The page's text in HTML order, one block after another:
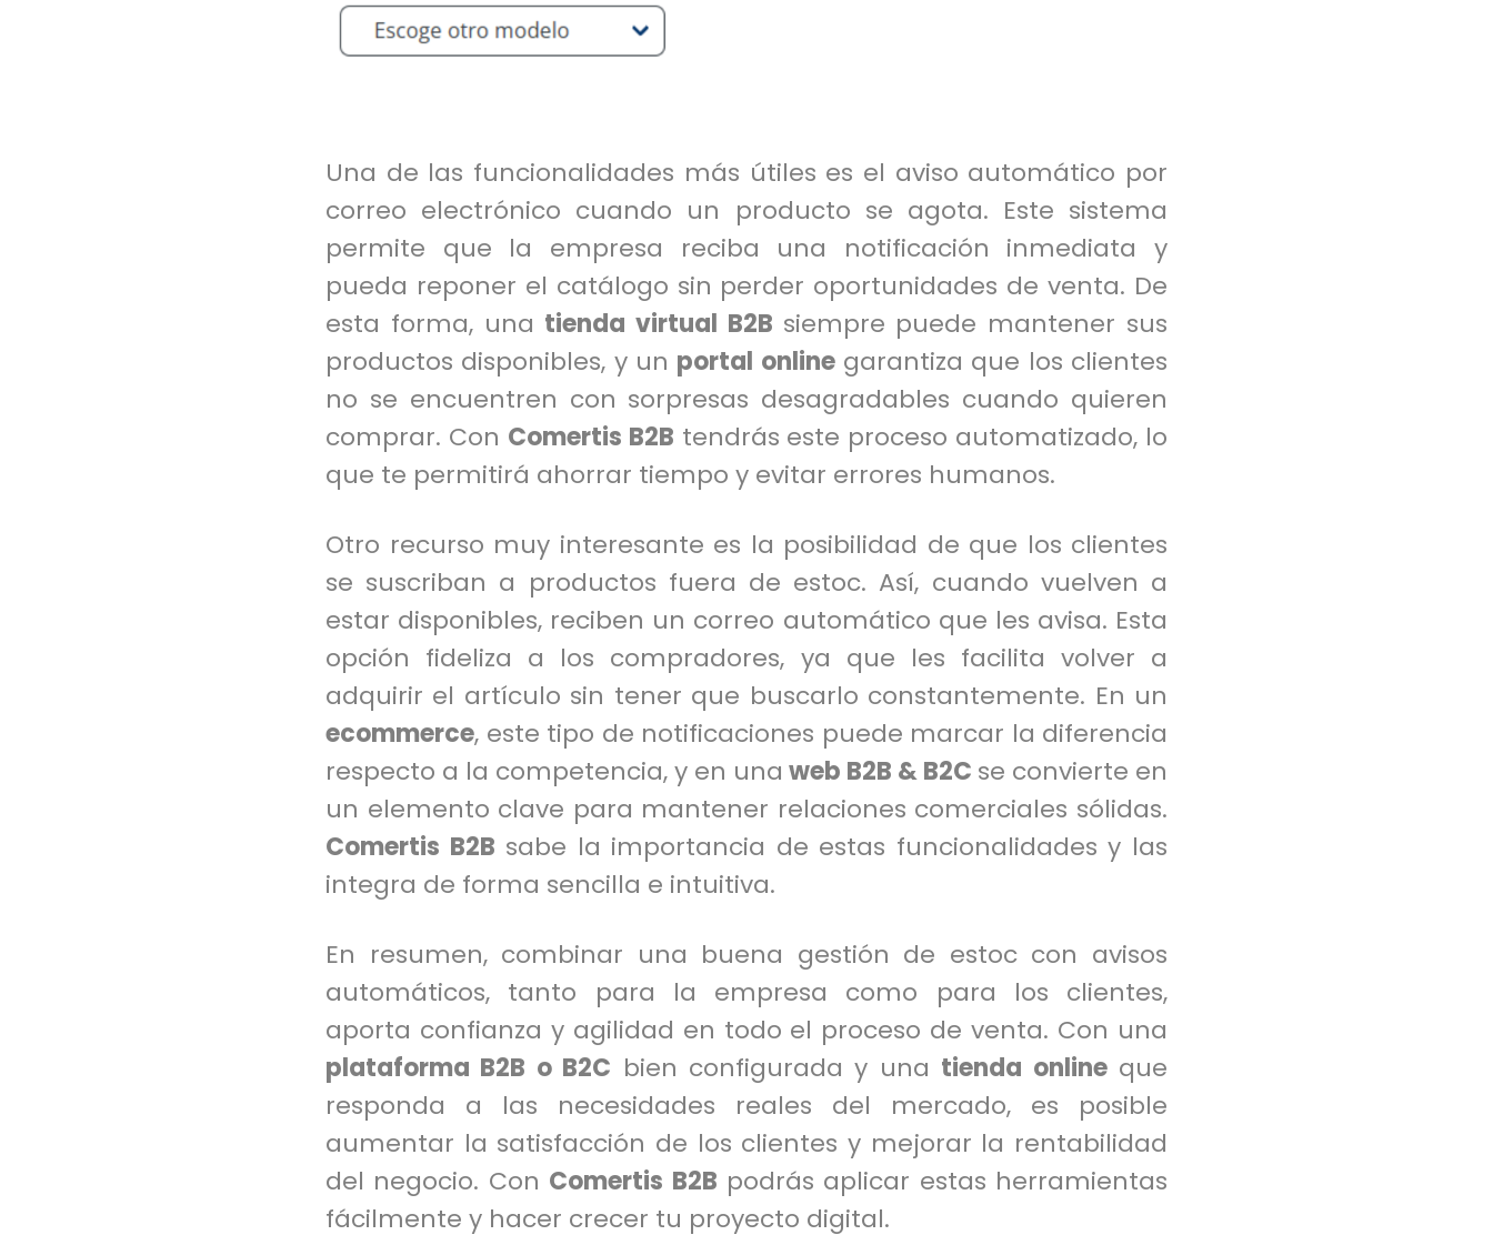
Una de las funcionalidades más útiles es el aviso automático por
correo electrónico cuando un producto se agota. Este sistema
permite que la empresa reciba una notificación inmediata y
pueda reponer el catálogo sin perder oportunidades de venta. De
esta forma, una tienda virtual B2B siempre puede mantener sus
productos disponibles, y un portal onlinegarantiza que los clientes
no se encuentren con sorpresas desagradables cuando quieren
comprar. Con Comertis B2B tendrás este proceso automatizado, lo
que te permitirá ahorrar tiempo y evitar errores humanos.
Otro recurso muy interesante es la posibilidad de que los clientes
se suscriban a productos fuera de estoc. Así, cuando vuelven a
estar disponibles, reciben un correo automático que les avisa. Esta
opción fideliza a los compradores, ya que les facilita volver a
adquirir el artículo sin tener que buscarlo constantemente. En un
ecommerce, este tipo de notificaciones puede marcar la diferencia
respecto a la competencia, y en una web B2B & B2C se convierte en
un elemento clave para mantener relaciones comerciales sólidas.
Comertis B2B sabe la importancia de estas funcionalidades y las
integra de forma sencilla e intuitiva.
En resumen, combinar una buena gestión de estoc con avisos
automáticos, tanto para la empresa como para los clientes,
aporta confianza y agilidad en todo el proceso de venta. Con una
plataforma B2B o B2C bien configurada y una tienda onlineque
responda a las necesidades reales del mercado, es posible
aumentar la satisfacción de los clientes y mejorar la rentabilidad
del negocio. Con Comertis B2B podrás aplicar estas herramientas
fácilmente y hacer crecer tu proyecto digital.